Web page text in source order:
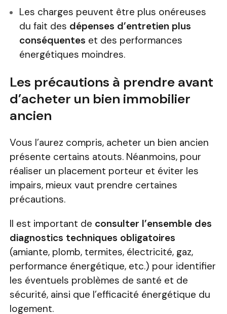
Les charges peuvent être plus onéreuses
du fait des dépenses d’entretien plus
conséquentes et des performances
énergétiques moindres.
Les précautions à prendre avant
d’acheter un bien immobilier
ancien
Vous l’aurez compris, acheter un bien ancien
présente certains atouts. Néanmoins, pour
réaliser un placement porteur et éviter les
impairs, mieux vaut prendre certaines
précautions.
Il est important de consulter l’ensemble des
diagnostics techniques obligatoires
(amiante, plomb, termites, électricité, gaz,
performance énergétique, etc.) pour identifier
les éventuels problèmes de santé et de
sécurité, ainsi que l’efficacité énergétique du
logement.